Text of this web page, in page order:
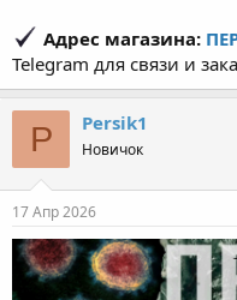
Адрес магазина:
Telegram для связи и
P Persik1
Новичок
17 Апр 2026